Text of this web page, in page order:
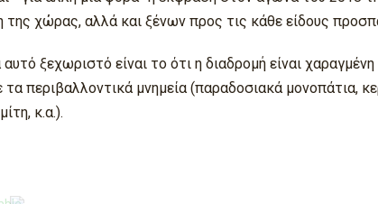
χώρας, αλλά και ξένων προς τις κάθε είδους
ξεχωριστό είναι το ότι η διαδρομή είναι
περιβαλλοντικά μνημεία (παραδοσιακά μονοπάτια,
κ.α.).